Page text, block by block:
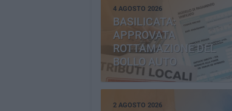
4 AGOSTO 2026
BASILICATA:
APPROVATA
ROTTAMAZIONE DEL
BOLLO AUTO
2 AGOSTO 2026